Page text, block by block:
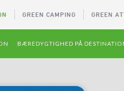
GREEN CAMPING GREEN
BÆREDYGTIGHED PÅ